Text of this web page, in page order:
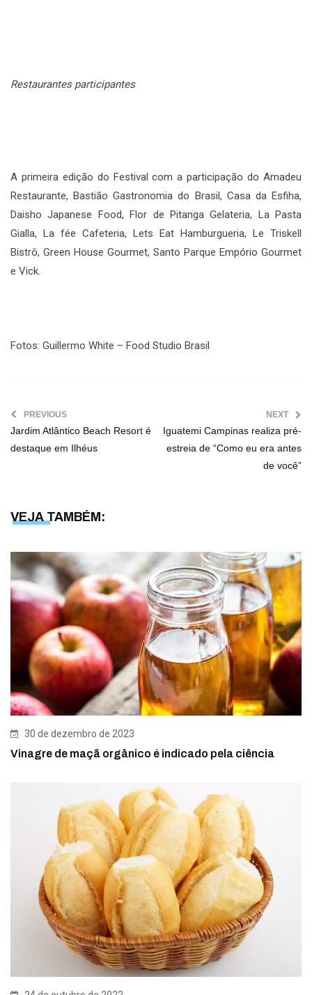
Restaurantes participantes
A primeira edição do Festival com a participação do Amadeu
Restaurante, Bastião Gastronomia do Brasil, Casa da Esfiha,
Daisho Japanese Food, Flor de Pitanga Gelateria, La Pasta
Gialla, La fée Cafeteria, Lets Eat Hamburgueria, Le Triskell
Bistrô, Green House Gourmet, Santo Parque Empório Gourmet
e Vick.
Fotos: Guillermo White – Food Studio Brasil
PREVIOUS
Jardim Atlântico Beach Resort é
destaque em Ilhéus
NEXT
Iguatemi Campinas realiza pré-
estreia de “Como eu era antes
de você”
VEJA TAMBÉM:
30 de dezembro de 2023
Vinagre de maçã orgânico é indicado pela ciência